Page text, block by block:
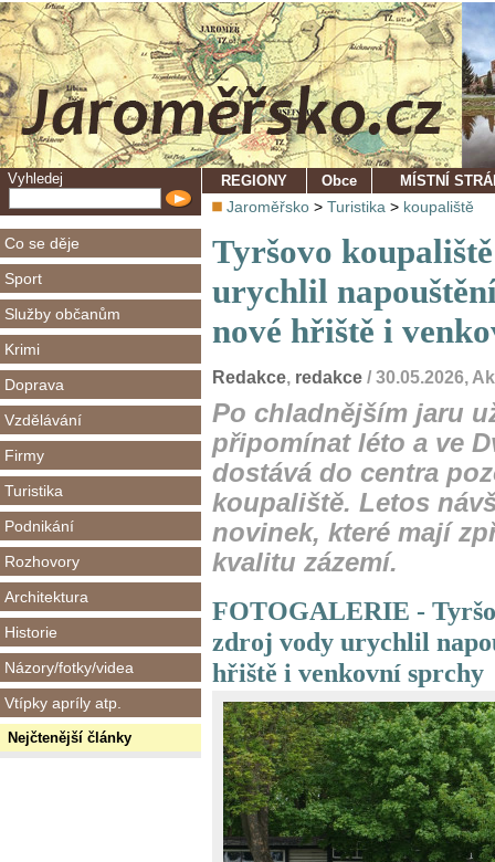
Vyhledej
Co se děje
Sport
Služby občanům
Krimi
Doprava
Vzdělávání
Firmy
Turistika
Podnikání
Rozhovory
Architektura
Historie
Názory/fotky/videa
Vtípky apríly atp.
Nejčtenější články
REGIONY Obce MÍSTNÍ
Jaroměřsko > Turistika > koupaliště
Tyršovo
urychlil
nové hřiště i
Redakce, redakce / 30.05.2026,
Po chladnějším jaru
připomínat léto a ve
dostává do centra
koupaliště. Letos
novinek, které mají
kvalitu zázemí.
FOTOGALERIE -
zdroj vody urychlil
hřiště i venkovní sprchy